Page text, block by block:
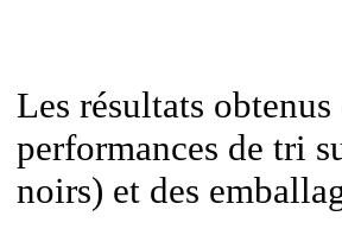
Les résultats
performances de tri
noirs) et des